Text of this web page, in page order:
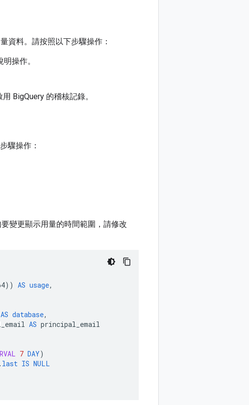
資料。請按照以下步驟操作：
明操作。
BigQuery 的稽核記錄。
驟操作：
變更顯示用量的時間範圍，請修改
)) AS usage,
AS database,
AS principal_email
7 DAY)
. last IS NULL